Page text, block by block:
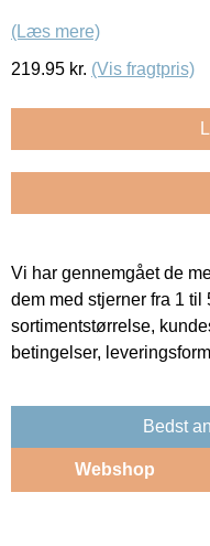
(Læs mere)
219.95 kr. (Vis fragtpris)
Vi har gennemgået de
dem med stjerner fra 1 til
sortimentstørrelse,
betingelser,
Bedst
Webshop